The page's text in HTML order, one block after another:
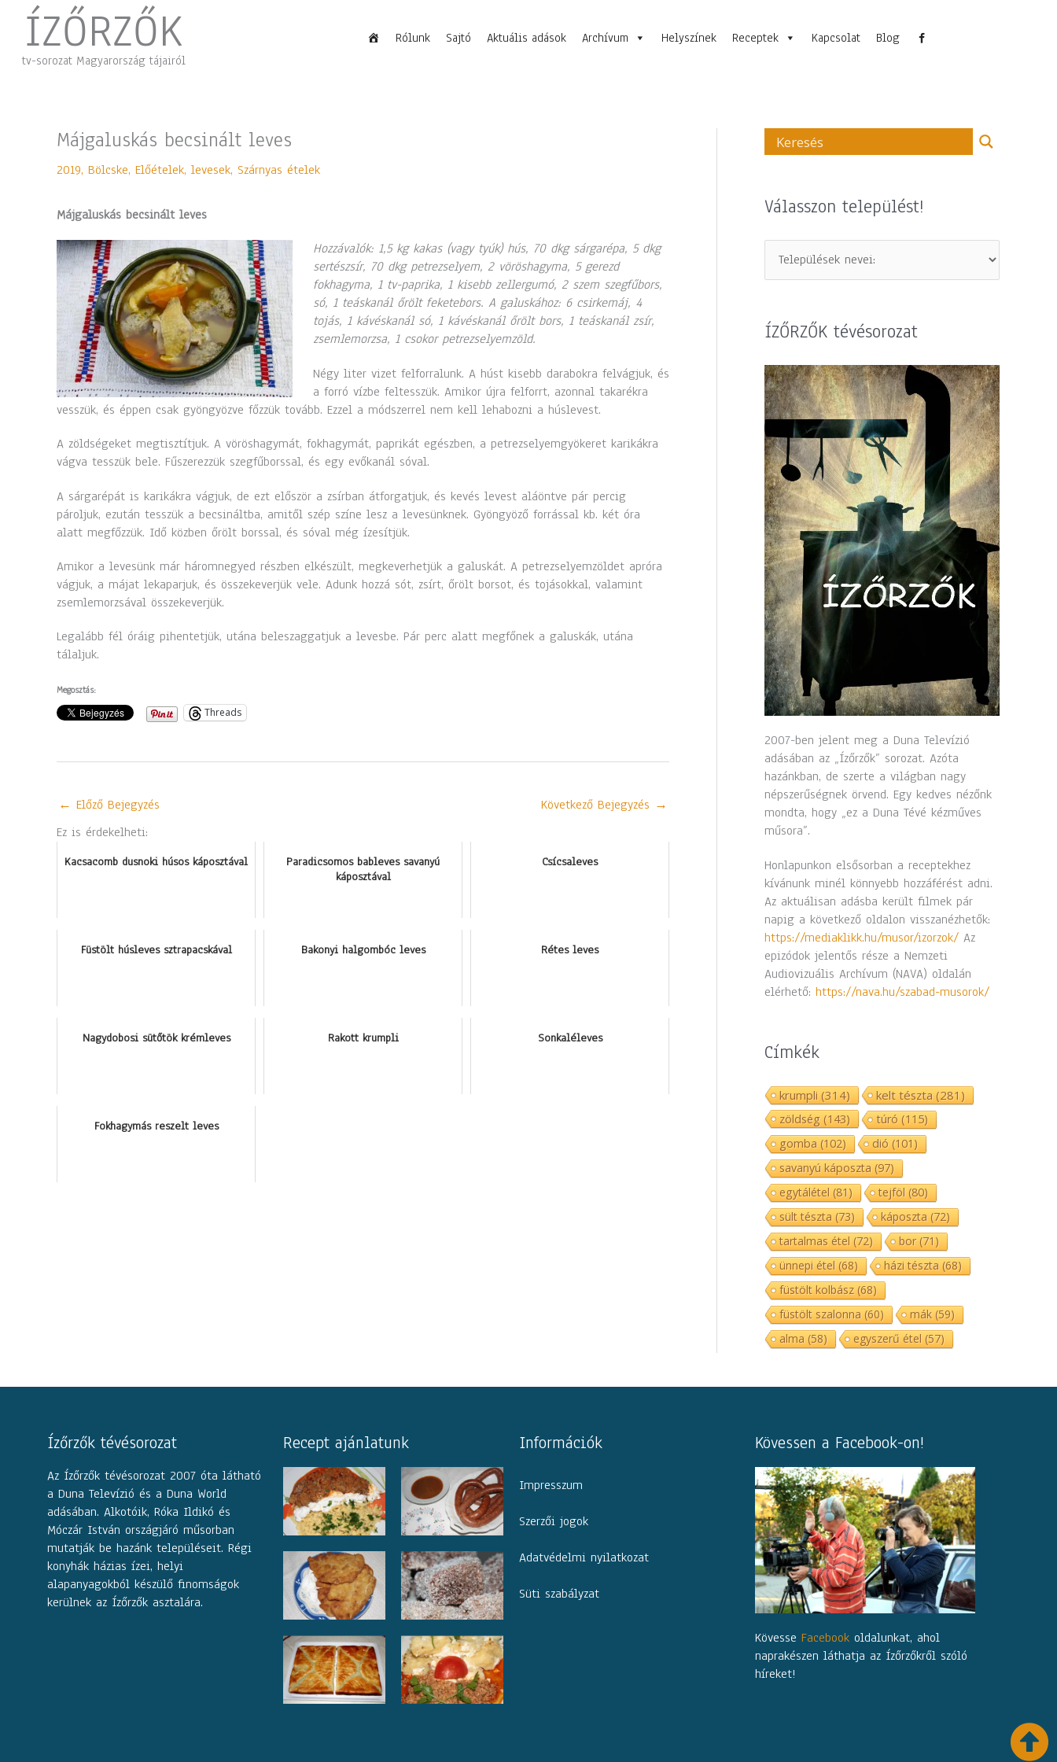
contentÍZŐRZŐK
tv-sorozat Magyarország tájairól
Rólunk Sajtó Aktuális adások Archívum Helyszínek Receptek Kapcsolat Blog
Májgaluskás becsinált leves
2019, Bölcske, Előételek, levesek, Szárnyas ételek
Májgaluskás becsinált leves
Hozzávalók: 1,5 kg kakas (vagy tyúk) hús, 70 dkg sárgarépa, 5 dkg
sertészsír, 70 dkg petrezselyem, 2 vöröshagyma, 5 gerezd
fokhagyma, 1 tv-paprika, 1 kisebb zellergumó, 2 szem szegfűbors,
só, 1 teáskanál őrölt feketebors. A galuskához: 6 csirkemáj, 4
tojás, 1 kávéskanál só, 1 kávéskanál őrölt bors, 1 teáskanál zsír,
zsemlemorzsa, 1 csokor petrezselyemzöld.
Négy liter vizet felforralunk. A húst kisebb darabokra felvágjuk, és
a forró vízbe feltesszük. Amikor újra felforrt, azonnal takarékra
vesszük, és éppen csak gyöngyözve főzzük tovább. Ezzel a módszerrel nem kell lehabozni a húslevest.
A zöldségeket megtisztítjuk. A vöröshagymát, fokhagymát, paprikát egészben, a petrezselyemgyökeret karikákra
vágva tesszük bele. Fűszerezzük szegfűborssal, és egy evőkanál sóval.
A sárgarépát is karikákra vágjuk, de ezt először a zsírban átforgatjuk, és kevés levest aláöntve pár percig
pároljuk, ezután tesszük a becsináltba, amitől szép színe lesz a levesünknek. Gyöngyöző forrással kb. két óra
alatt megfőzzük. Idő közben őrölt borssal, és sóval még ízesítjük.
Amikor a levesünk már háromnegyed részben elkészült, megkeverhetjük a galuskát. A petrezselyemzöldet apróra
vágjuk, a májat lekaparjuk, és összekeverjük vele. Adunk hozzá sót, zsírt, őrölt borsot, és tojásokkal, valamint
zsemlemorzsával összekeverjük.
Legalább fél óráig pihentetjük, utána beleszaggatjuk a levesbe. Pár perc alatt megfőnek a galuskák, utána
tálaljuk.
Megosztás:
Threads
← Előző Bejegyzés Következő Bejegyzés →
Ez is érdekelheti:
Kacsacomb dusnoki húsos káposztával
Paradicsomos bableves savanyú
káposztával
Csícsaleves
Füstölt húsleves sztrapacskával Bakonyi halgombóc leves Rétes leves
Nagydobosi sütőtök krémleves Rakott krumpli Sonkaléleves
Fokhagymás reszelt leves
Válasszon települést!
ÍZŐRZŐK tévésorozat
2007-ben jelent meg a Duna Televízió
adásában az „Ízőrzők” sorozat. Azóta
hazánkban, de szerte a világban nagy
népszerűségnek örvend. Egy kedves nézőnk
mondta, hogy „ez a Duna Tévé kézműves
műsora”.
Honlapunkon elsősorban a receptekhez
kívánunk minél könnyebb hozzáférést adni.
Az aktuálisan adásba került filmek pár
napig a következő oldalon visszanézhetők:
https://mediaklikk.hu/musor/izorzok/ Az
epizódok jelentős része a Nemzeti
Audiovizuális Archívum (NAVA) oldalán
elérhető: https://nava.hu/szabad-musorok/
Címkék
krumpli(314) kelt tészta(281)
zöldség(143) túró (115)
gomba (102) dió (101)
savanyú káposzta (97)
egytálétel (81) tejföl (80)
sült tészta (73) káposzta (72)
tartalmas étel (72) bor(71)
ünnepi étel (68) házi tészta (68)
füstölt kolbász(68)
füstölt szalonna (60) mák(59)
alma (58) egyszerű étel (57)
Ízőrzők tévésorozat
Az Ízőrzők tévésorozat 2007 óta látható
a Duna Televízió és a Duna World
adásában. Alkotóik, Róka Ildikó és
Móczár István országjáró műsorban
mutatják be hazánk településeit. Régi
konyhák házias ízei, helyi
alapanyagokból készülő finomságok
kerülnek az Ízőrzők asztalára.
Recept ajánlatunk Információk
Impresszum
Szerzői jogok
Adatvédelmi nyilatkozat
Süti szabályzat
Kövessen a Facebook-on!
Kövesse Facebook oldalunkat, ahol
naprakészen láthatja az Ízőrzőkről szóló
híreket!